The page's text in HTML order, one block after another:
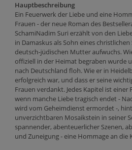
Hauptbeschreibung
Ein Feuerwerk der Liebe und eine
Frauen - der neue Roman des
SchamiNadim Suri erzählt von den
in Damaskus als Sohn eines
deutsch-jüdischen Mutter aufwuchs.
offiziell in der Heimat begraben wurde
nach Deutschland floh. Wie er in
erfolgreich war, und dass er seine
Frauen verdankt. Jedes Kapitel ist
wenn manche Liebe tragisch endet -
wird vom Geheimdienst ermordet -,
unverzichtbaren Mosaikstein in seiner
spannender, abenteuerlicher Szenen,
und Zuneigung - eine Hommage an die